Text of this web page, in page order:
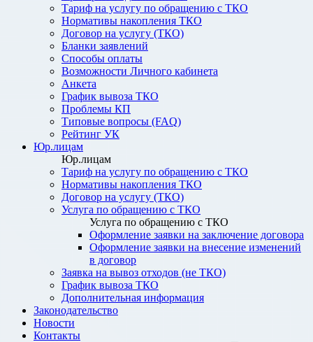
Тариф на услугу по обращению с ТКО
Нормативы накопления ТКО
Договор на услугу (ТКО)
Бланки заявлений
Способы оплаты
Возможности Личного кабинета
Анкета
График вывоза ТКО
Проблемы КП
Типовые вопросы (FAQ)
Рейтинг УК
Юр.лицам
Юр.лицам
Тариф на услугу по обращению с ТКО
Нормативы накопления ТКО
Договор на услугу (ТКО)
Услуга по обращению с ТКО
Услуга по обращению с ТКО
Оформление заявки на заключение договора
Оформление заявки на внесение изменений
в договор
Заявка на вывоз отходов (не ТКО)
График вывоза ТКО
Дополнительная информация
Законодательство
Новости
Контакты